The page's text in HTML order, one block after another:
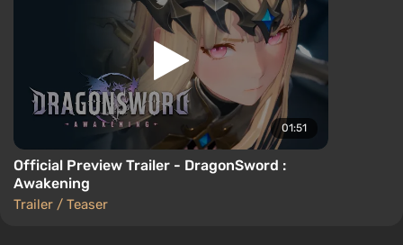
01:51
Official Preview Trailer - DragonSword :
Awakening
Trailer / Teaser